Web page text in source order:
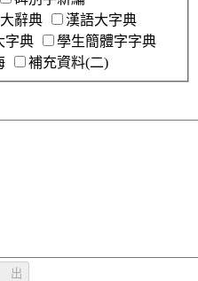
辭典
漢語大字典
字典
學生簡體字字典
補充資料(二)